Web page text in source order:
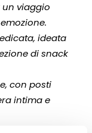
un viaggio
ideata
di snack
con posti
intima e